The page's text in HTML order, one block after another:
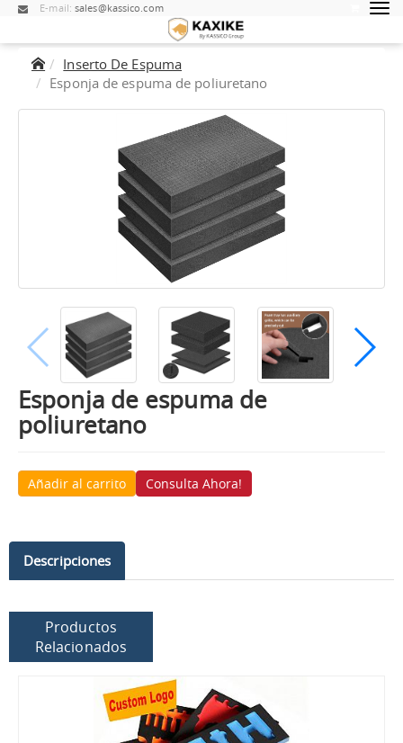
E-mail:sales@kassico.com
Inserto De Espuma
Esponja de espuma de poliuretano
Esponja de espuma de
poliuretano
Añadir al carrito Consulta Ahora!
Descripciones
Productos
Relacionados